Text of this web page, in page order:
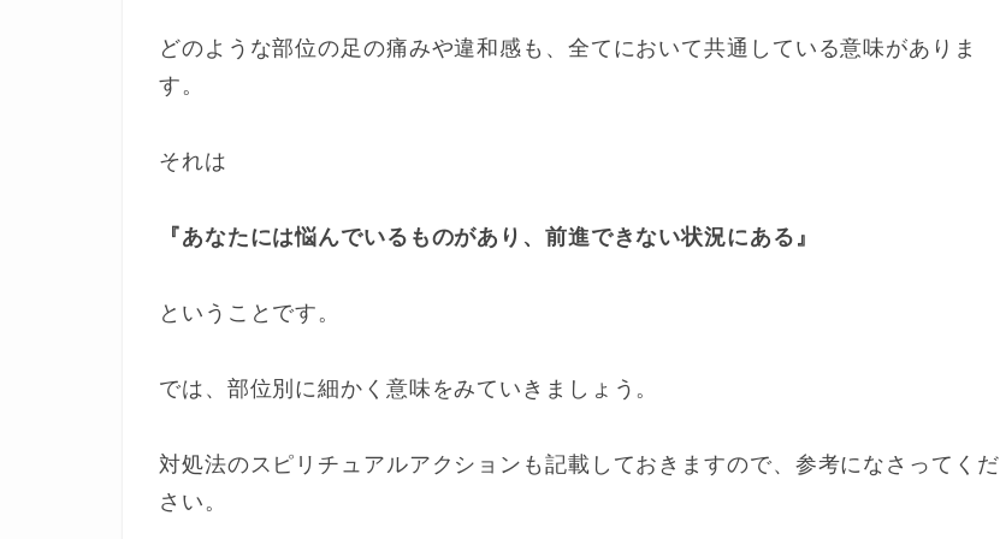
どのような部位の足の痛みや違和感も、全てにおいて共通している意味がありま
す。
それは
『あなたには悩んでいるものがあり、前進できない状況にある』
ということです。
では、部位別に細かく意味をみていきましょう。
対処法のスピリチュアルアクションも記載しておきますので、参考になさってくだ
さい。